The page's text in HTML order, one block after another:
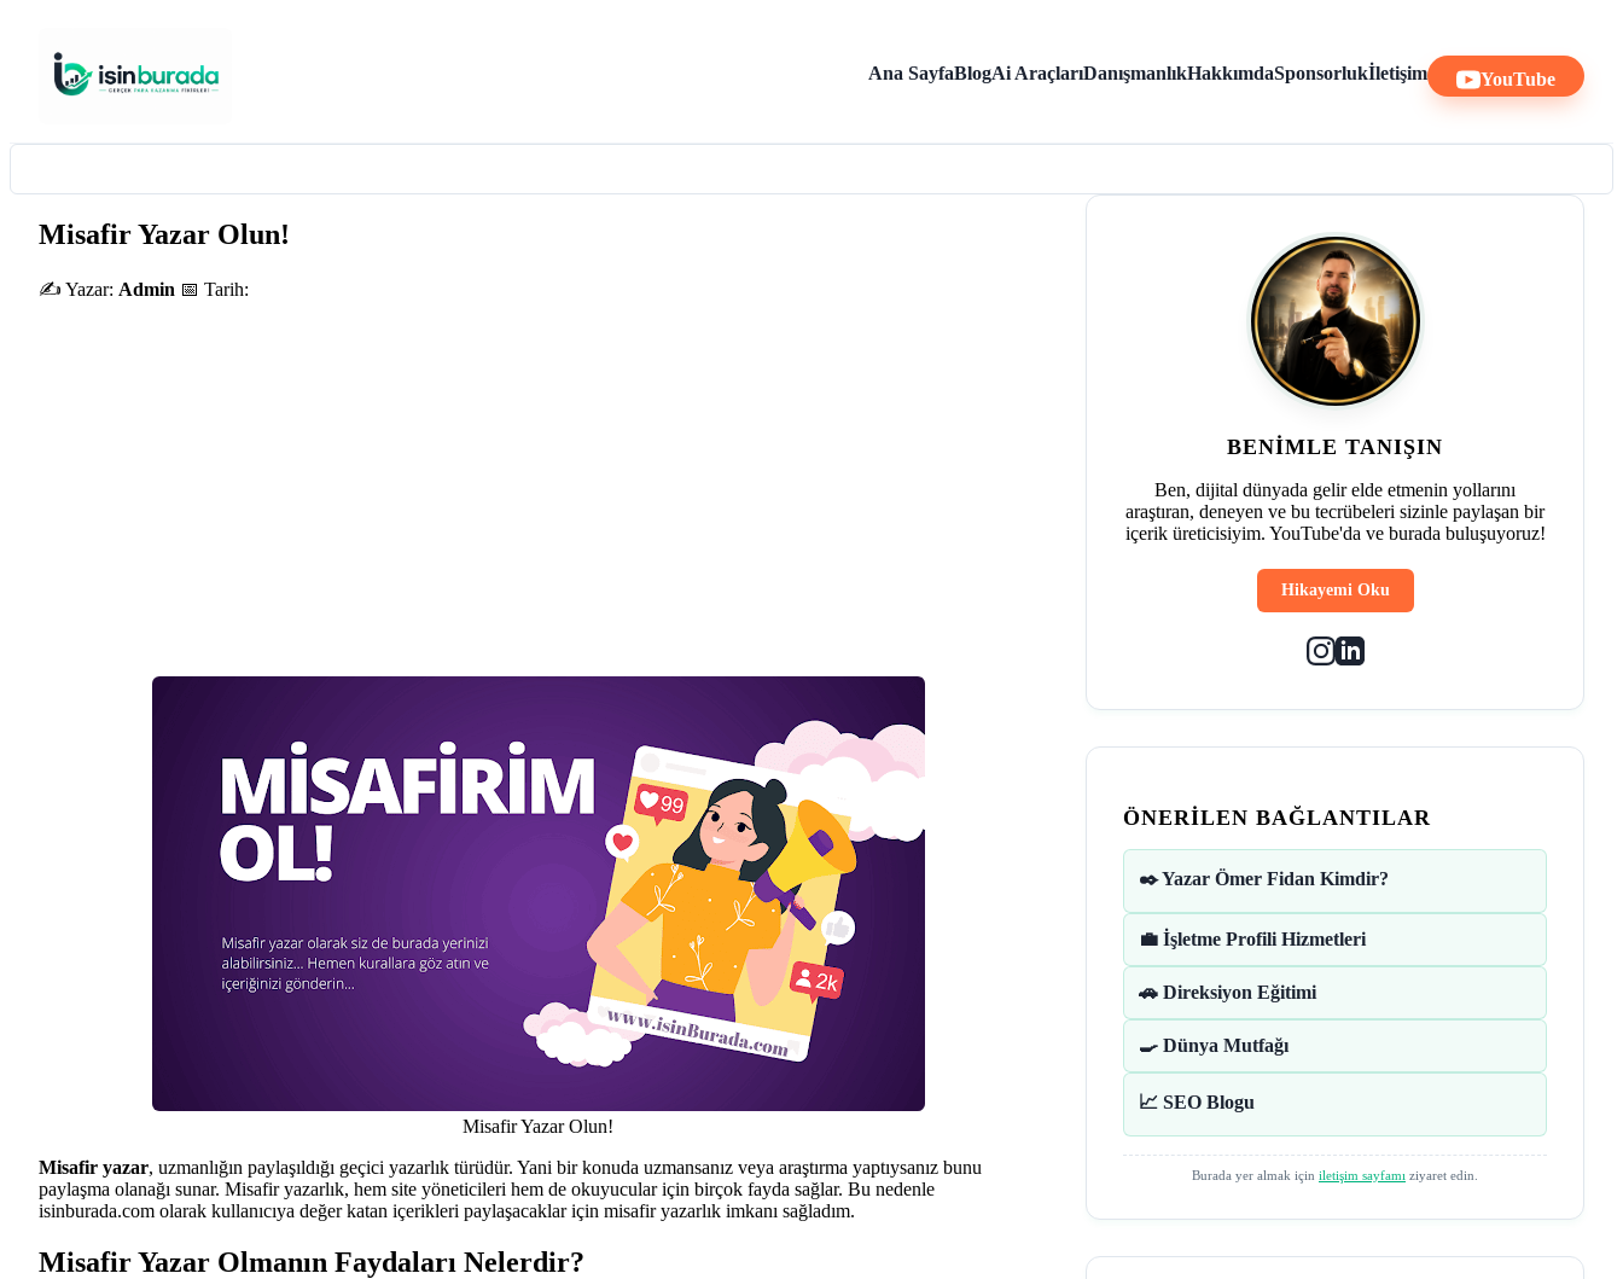
Ana SayfaBlogAi AraçlarıDanışmanlıkHakkımdaSponsorlukİletişim YouTube
Misafir Yazar Olun!
✍️ Yazar: Admin 📅 Tarih:
Misafir Yazar Olun!
Misafir yazar, uzmanlığın paylaşıldığı geçici yazarlık türüdür. Yani bir konuda uzmansanız veya araştırma yaptıysanız bunu
paylaşma olanağı sunar. Misafir yazarlık, hem site yöneticileri hem de okuyucular için birçok fayda sağlar. Bu nedenle
isinburada.com olarak kullanıcıya değer katan içerikleri paylaşacaklar için misafir yazarlık imkanı sağladım.
Misafir Yazar Olmanın Faydaları Nelerdir?
BENIMLE TANIŞIN
Ben, dijital dünyada gelir elde etmenin yollarını
araştıran, deneyen ve bu tecrübeleri sizinle paylaşan bir
içerik üreticisiyim. YouTube'da ve burada buluşuyoruz!
Hikayemi Oku
ÖNERILEN BAĞLANTILAR
✒️ Yazar Ömer Fidan Kimdir?
💼 İşletme Profili Hizmetleri
🚗 Direksiyon Eğitimi
🍳 Dünya Mutfağı
📈 SEO Blogu
Burada yer almak için iletişim sayfamı ziyaret edin.